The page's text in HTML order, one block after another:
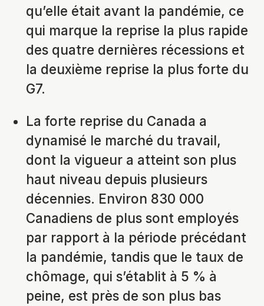
qu’elle était avant la pandémie, ce
qui marque la reprise la plus rapide
des quatre dernières récessions et
la deuxième reprise la plus forte du
G7.
La forte reprise du Canada a
dynamisé le marché du travail,
dont la vigueur a atteint son plus
haut niveau depuis plusieurs
décennies. Environ 830 000
Canadiens de plus sont employés
par rapport à la période précédant
la pandémie, tandis que le taux de
chômage, qui s’établit à 5 % à
peine, est près de son plus bas